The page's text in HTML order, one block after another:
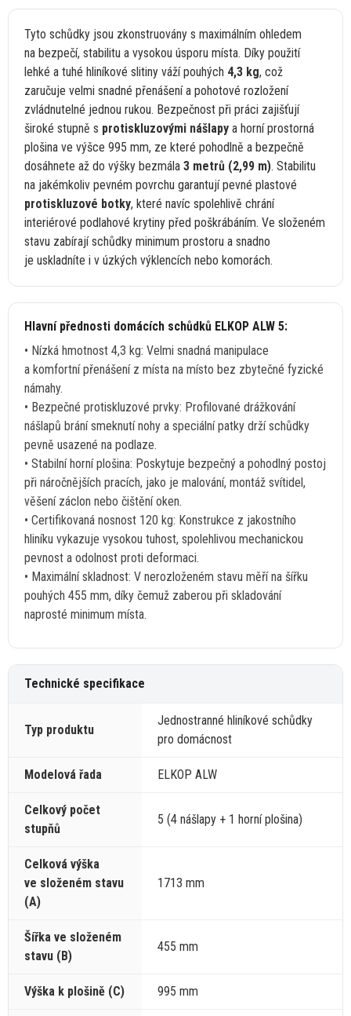
Tyto schůdky jsou zkonstruovány s maximálním ohledem
na bezpečí, stabilitu a vysokou úsporu místa. Díky použití
lehké a tuhé hliníkové slitiny váží pouhých 4,3 kg, což
zaručuje velmi snadné přenášenía pohotové rozložení
zvládnutelné jednou rukou. Bezpečnost při práci zajišťují
široké stupně s protiskluzovými nášlapy a horní prostorná
plošina ve výšce 995 mm, ze které pohodlně a bezpečně
dosáhnete až do výšky bezmála 3 metrů (2,99 m). Stabilitu
na jakémkoliv pevném povrchu garantují pevné plastové
protiskluzové botky, které navíc spolehlivě chrání
interiérové podlahové krytiny před poškrábáním. Ve složeném
stavu zabírají schůdky minimum prostoru a snadno
je uskladníte i v úzkých výklencích nebo komorách.
Hlavní přednosti domácích schůdků ELKOP ALW 5:
• Nízká hmotnost 4,3 kg: Velmi snadná manipulace
a komfortní přenášení z místa na místo bez zbytečné fyzické
námahy.
• Bezpečné protiskluzové prvky: Profilované drážkování
nášlapů brání smeknutí nohy a speciální patky drží schůdky
pevně usazené na podlaze.
• Stabilní horní plošina: Poskytuje bezpečný a pohodlný postoj
při náročnějších pracích, jako je malování, montáž svítidel,
věšení záclon nebo čištění oken.
• Certifikovaná nosnost 120 kg: Konstrukce z jakostního
hliníku vykazuje vysokou tuhost, spolehlivou mechanickou
pevnost a odolnost proti deformaci.
• Maximální skladnost: V nerozloženém stavu měřína šířku
pouhých 455 mm, díky čemuž zaberou při skladování
naprosté minimum místa.
Technické specifikace
Typ produktu
Jednostranné hliníkové schůdky
pro domácnost
Modelová řada ELKOP ALW
Celkový počet
stupňů
5 (4 nášlapy + 1 horní plošina)
Celková výška
ve složeném stavu
(A)
1713 mm
Šířka ve složeném
stavu (B)
455 mm
Výška k plošině (C) 995 mm